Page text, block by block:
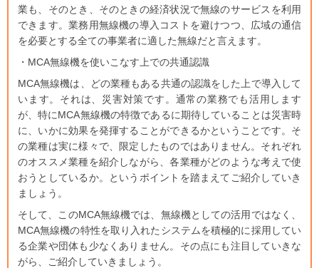
業も、そのとき、そのときの経済状況で無線のサービスを利用
できます。業務用無線機の導入コストを避けつつ、広域の通信
を必要とする全ての事業者に適した無線だと言えます。
・MCA無線機を使いこなす上での共通認識
MCA無線機は、どの業種もある共通の認識をした上で導入して
います。それは、災害対策です。通常の業務でも活用します
が、特にMCA無線機の特徴であるに期待していることは災害時
に、いかに効果を発揮することができるかということです。そ
の業種は実に様々で、限定したものではありません。それぞれ
のオススメ業種を紹介しながら、各業種がどのような考えで使
おうとしているか。というポイントを踏まえてご紹介していき
ましょう。
そして、このMCA無線機では、無線機としての活用ではなく、
MCA無線機の特性を取り入れたシステムを積極的に採用してい
る企業や団体も少なくありません。その点にも注目していきな
がら、ご紹介していきましょう。